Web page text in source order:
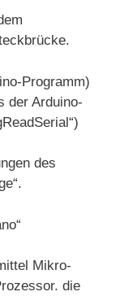
Programm)
der Arduino-
des
Mikro-
die